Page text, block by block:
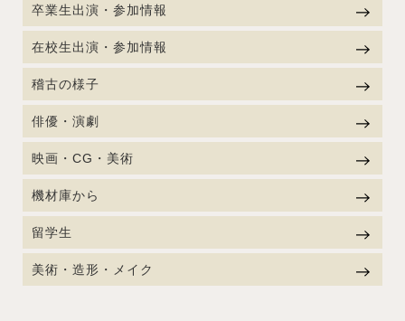
卒業生出演・参加情報
在校生出演・参加情報
稽古の様子
俳優・演劇
映画・CG・美術
機材庫から
留学生
美術・造形・メイク